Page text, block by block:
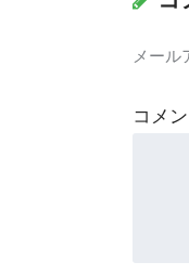
メール
コメン